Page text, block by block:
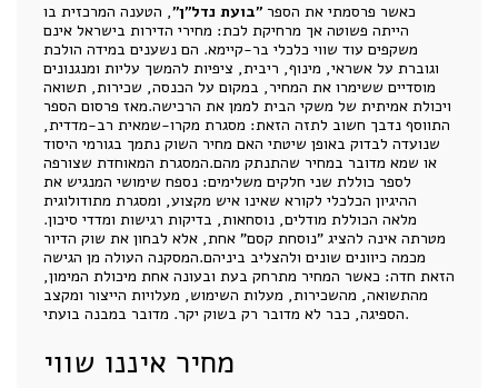
כאשר פרסמתי את הספר "בועת נדל"ן", הטענה המרכזית בו
הייתה פשוטה אך מרחיקת לכת: מחירי הדירות בישראל אינם
משקפים עוד שווי כלכלי בר-קיימא. הם נשענים במידה הולכת
וגוברת על אשראי, מינוף, ריבית, ציפיות להמשך עליות ומנגנונים
מוסדיים ששימרו את המחיר, במקום על הכנסה, שכירות, תשואה
ויכולת אמיתית של משקי הבית לממן את הרכישה.מאז פרסום הספר
התווסף נדבך חשוב לתזה הזאת: מסגרת מקרו-שמאית רב-מדדית,
שנועדה לבדוק באופן שיטתי האם מחיר השוק נתמך בגורמי היסוד
או שמא מדובר במחיר שהתנתק מהם.המסגרת המאוחדת שצורפה
לספר כוללת שני חלקים משלימים: נספח שימושי המנגיש את
ההיגיון הכלכלי לקורא שאינו איש מקצוע, ומסגרת מתודולוגית
מלאה הכוללת מודלים, נוסחאות, בדיקות רגישות ומדדי סיכון.
מטרתה אינה להציג "נוסחת קסם" אחת, אלא לבחון את שוק הדיור
מכמה כיוונים שונים ולהצליב ביניהם.המסקנה העולה מן הגישה
הזאת חדה: כאשר המחיר מתרחק בעת ובעונה אחת מיכולת המימון,
מהתשואה, מהשכירות, מעלות השימוש, מעלויות הייצור ומקצב
הספיגה, כבר לא מדובר רק בשוק יקר. מדובר במבנה בועתי.
מחיר איננו שווי